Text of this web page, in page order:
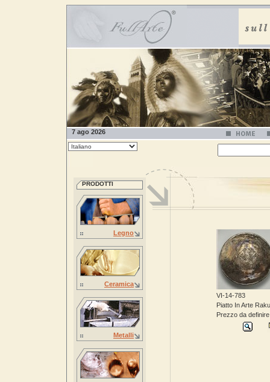
7 ago 2026
PRODOTTI
Legno
Ceramica
Metalli
VI-14-783
Piatto In Arte Raku
Prezzo da definire